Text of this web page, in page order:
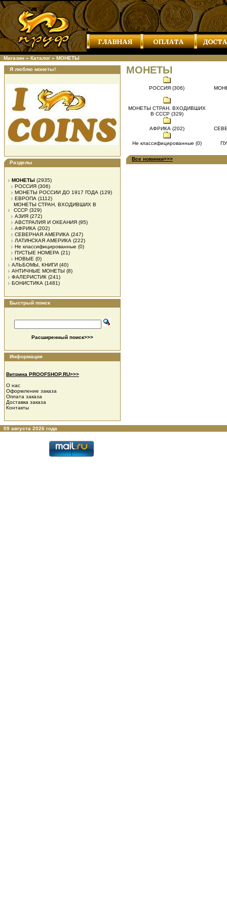
Магазин » Каталог » МОНЕТЫ
Я люблю монеты!
Разделы
МОНЕТЫ (2935)
РОССИЯ (306)
МОНЕТЫ РОССИИ ДО 1917 ГОДА (129)
ЕВРОПА (1112)
МОНЕТЫ СТРАН, ВХОДИВШИХ В
СССР (329)
АЗИЯ (272)
АВСТРАЛИЯ И ОКЕАНИЯ (95)
АФРИКА (202)
СЕВЕРНАЯ АМЕРИКА (247)
ЛАТИНСКАЯ АМЕРИКА (222)
Не классифицированные (0)
ПУСТЫЕ НОМЕРА (21)
НОВЫЕ (0)
АЛЬБОМЫ, КНИГИ (40)
АНТИЧНЫЕ МОНЕТЫ (8)
ФАЛЕРИСТИК (241)
БОНИСТИКА (1481)
Быстрый поиск
Расширенный поиск>>>
Информация
Витрина PROOFSHOP.RU>>>
О нас
Оформление заказа
Оплата заказа
Доставка заказа
Контакты
МОНЕТЫ
РОССИЯ (306)
МОНЕТЫ СТРАН, ВХОДИВШИХ
В СССР (329)
АФРИКА (202)
Не классифицированные (0)
Все новинки>>>
09 августа 2026 года